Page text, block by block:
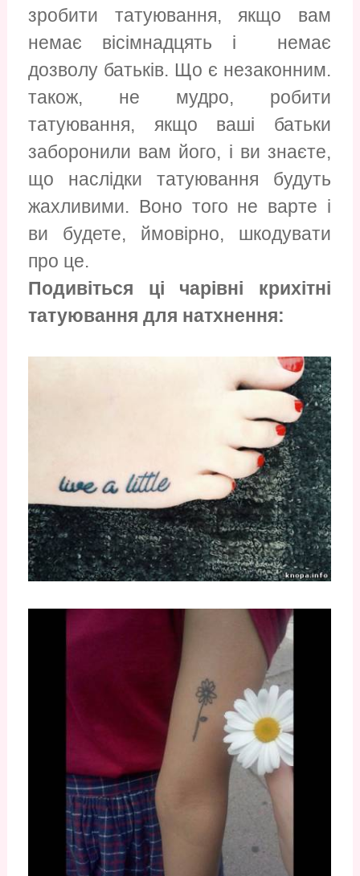
зробити татуювання, якщо вам
немає вісімнадцять і немає
дозволу батьків. Що є незаконним.
також, не мудро, робити
татуювання, якщо ваші батьки
заборонили вам його, і ви знаєте,
що наслідки татуювання будуть
жахливими. Воно того не варте і
ви будете, ймовірно, шкодувати
про це.
Подивіться ці чарівні крихітні
татуювання для натхнення: